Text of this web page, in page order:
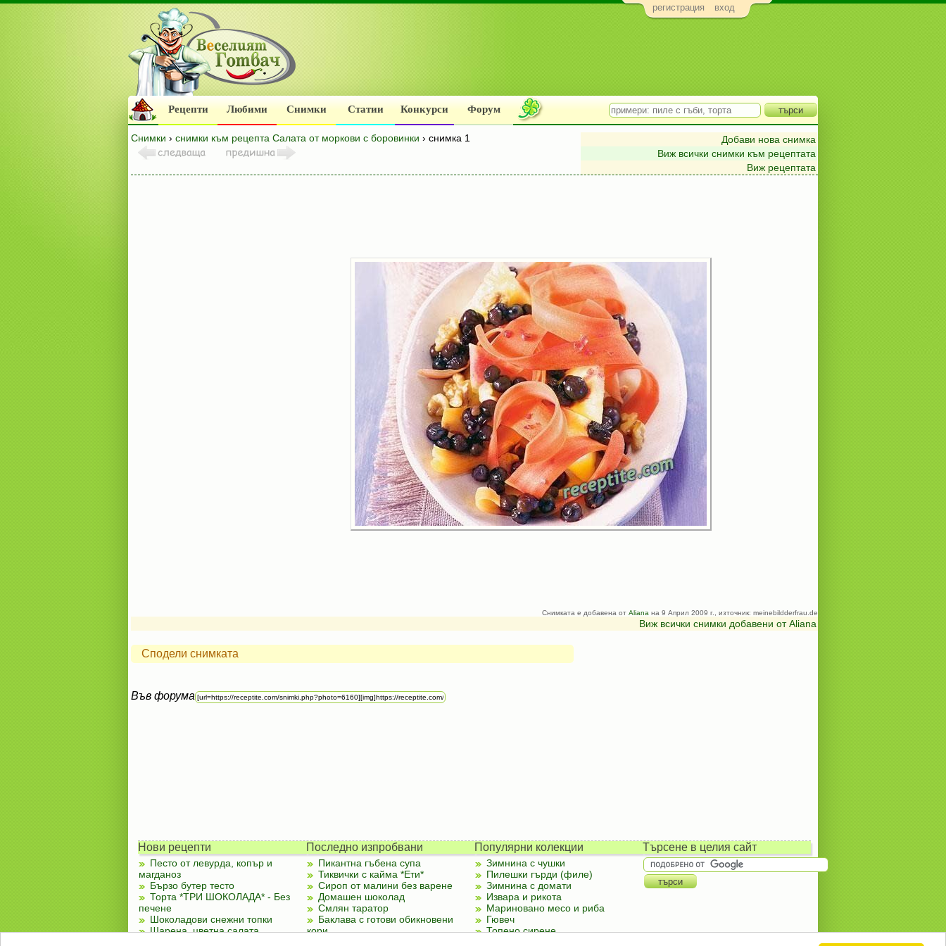
регистрация вход
Рецепти Любими Снимки Статии Конкурси Форум
Снимки › снимки към рецепта Салата от моркови с боровинки › снимка 1
Добави нова снимка
Виж всички снимки към рецептата
Виж рецептата
Снимката е добавена от Aliana на 9 Април 2009 г., източник: meinebildderfrau.de
Виж всички снимки добавени от Aliana
Сподели снимката
Във форума
Нови рецепти
Песто от левурда, копър и
магданоз
Бързо бутер тесто
Торта *ТРИ ШОКОЛАДА* - Без
печене
Шоколадови снежни топки
Шарена, цветна салата
Последно изпробвани
Пикантна гъбена супа
Тиквички с кайма *Ети*
Сироп от малини без варене
Домашен шоколад
Смлян таратор
Баклава с готови обикновени
кори
Популярни колекции
Зимнина с чушки
Пилешки гърди (филе)
Зимнина с домати
Извара и рикота
Мариновано месо и риба
Гювеч
Топено сирене
Търсене в целия сайт